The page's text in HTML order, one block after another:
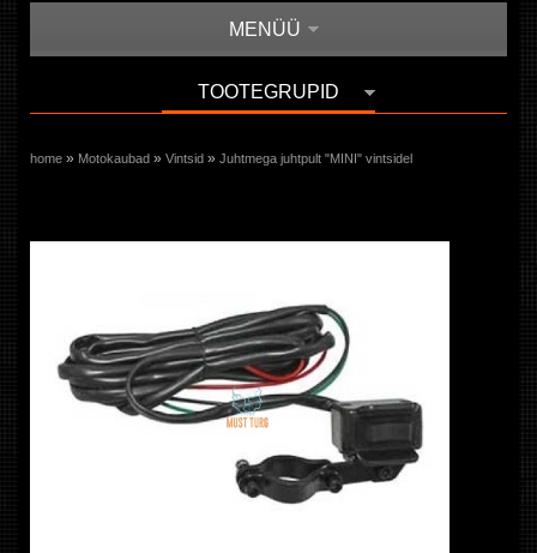
MENÜÜ
TOOTEGRUPID
home » Motokaubad » Vintsid » Juhtmega juhtpult "MINI" vintsidel